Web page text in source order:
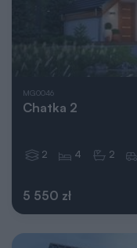
MG0046
Chatka 2
5 550 zł
2 4 2